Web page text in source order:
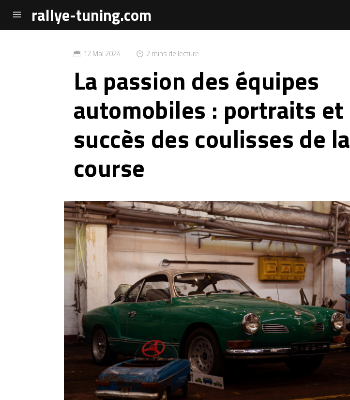
rallye-tuning.com
12 Mai 2024 2 mins de lecture
La passion des équipes
automobiles : portraits et
succès des coulisses de la
course